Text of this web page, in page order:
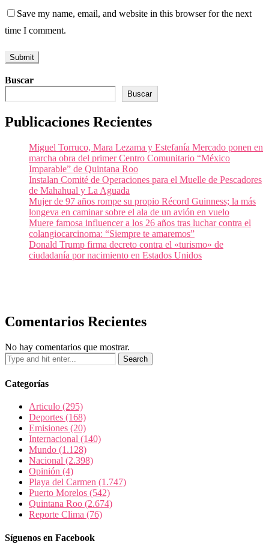
Save my name, email, and website in this browser for the next
time I comment.
Buscar
Buscar
Publicaciones Recientes
Miguel Torruco, Mara Lezama y Estefanía Mercado ponen en
marcha obra del primer Centro Comunitario “México
Imparable” de Quintana Roo
Instalan Comité de Operaciones para el Muelle de Pescadores
de Mahahual y La Aguada
Mujer de 97 años rompe su propio Récord Guinness; la más
longeva en caminar sobre el ala de un avión en vuelo
Muere famosa influencer a los 26 años tras luchar contra el
colangiocarcinoma: “Siempre te amaremos”
Donald Trump firma decreto contra el «turismo» de
ciudadanía por nacimiento en Estados Unidos
Comentarios Recientes
No hay comentarios que mostrar.
Categorías
Articulo (295)
Deportes (168)
Emisiones (20)
Internacional (140)
Mundo (1.128)
Nacional (2.398)
Opinión (4)
Playa del Carmen (1.747)
Puerto Morelos (542)
Quintana Roo (2.674)
Reporte Clima (76)
Síguenos en Facebook